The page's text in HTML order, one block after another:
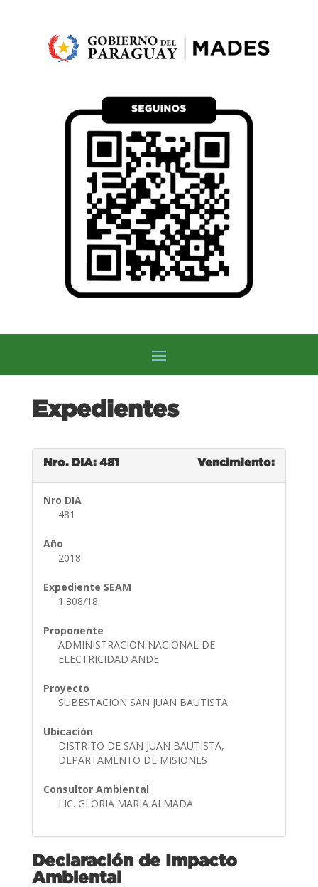
Expedientes
Nro. DIA: 481 Vencimiento:
Nro DIA
481
Año
2018
Expediente SEAM
1.308/18
Proponente
ADMINISTRACION NACIONAL DE
ELECTRICIDAD ANDE
Proyecto
SUBESTACION SAN JUAN BAUTISTA
Ubicación
DISTRITO DE SAN JUAN BAUTISTA,
DEPARTAMENTO DE MISIONES
Consultor Ambiental
LIC. GLORIA MARIA ALMADA
Declaración de Impacto
Ambiental